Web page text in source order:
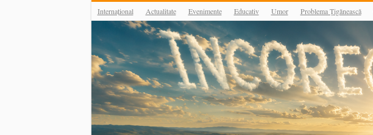
Internațional Actualitate Evenimente Educativ Umor Problema Țigănească